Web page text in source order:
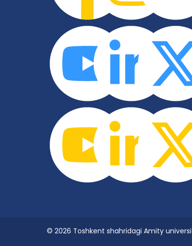
© 2026 Toshkent shahridagi Amity